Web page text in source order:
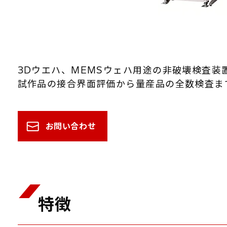
3Dウエハ、MEMSウェハ用途の非破壊検査装
試作品の接合界面評価から量産品の全数検査ま
お問い合わせ
特徴